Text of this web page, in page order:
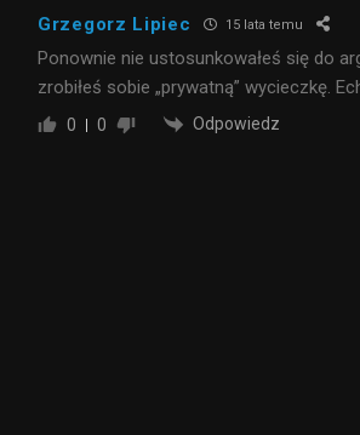
Grzegorz Lipiec 15 lata temu
Ponownie nie ustosunkowałeś się do
zrobiłeś sobie „prywatną” wycieczkę.
0 0 Odpowiedz